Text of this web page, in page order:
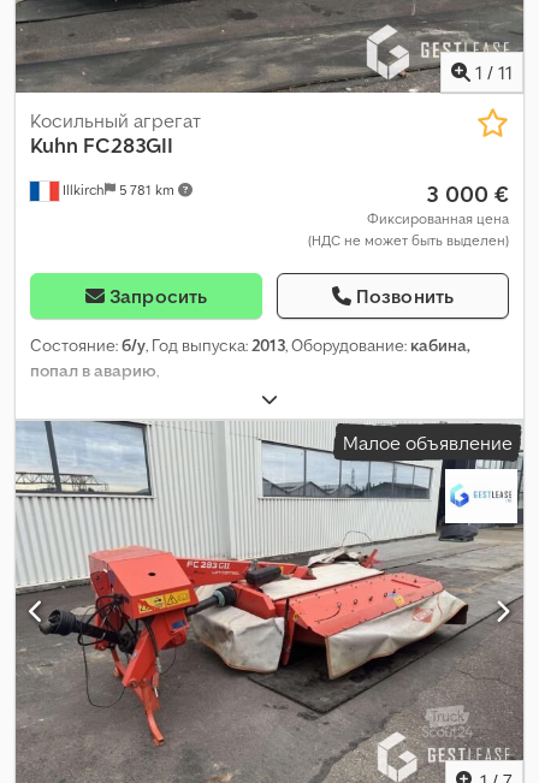
1 / 11
Illkirch 5 781 km
Косильный агрегат
Kuhn FC283GII
3 000 €
Фиксированная цена
(НДС не может быть выделен)
Запросить Позвонить
Состояние:б/у, Год выпуска:2013, Оборудование: кабина,
попал в аварию,
Малое объявление